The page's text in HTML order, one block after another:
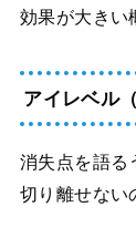
効果が大きい
アイレベル
消失点を語る
切り離せない